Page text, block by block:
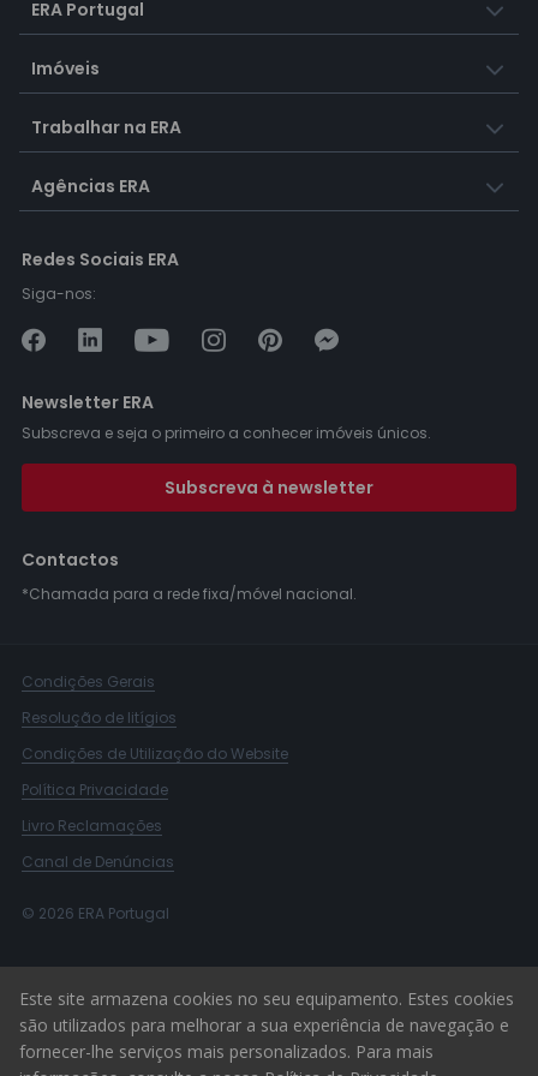
ERA Portugal
Imóveis
Trabalhar na ERA
Agências ERA
Redes Sociais ERA
Siga-nos:
Newsletter ERA
Subscreva e seja o primeiro a conhecer imóveis únicos.
Subscreva à newsletter
Contactos
*Chamada para a rede fixa/móvel nacional.
Condições Gerais
Resolução de litígios
Condições de Utilização do Website
Política Privacidade
Livro Reclamações
Canal de Denúncias
© 2026 ERA Portugal
Este site armazena cookies no seu equipamento. Estes cookies
são utilizados para melhorar a sua experiência de navegação e
fornecer-lhe serviços mais personalizados. Para mais